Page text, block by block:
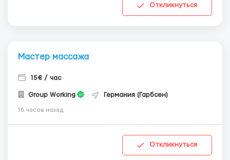
Откликнуться
Мастер массажа
15€ / час
Group Working Германия (Гарбсен)
16 часов назад
Откликнуться